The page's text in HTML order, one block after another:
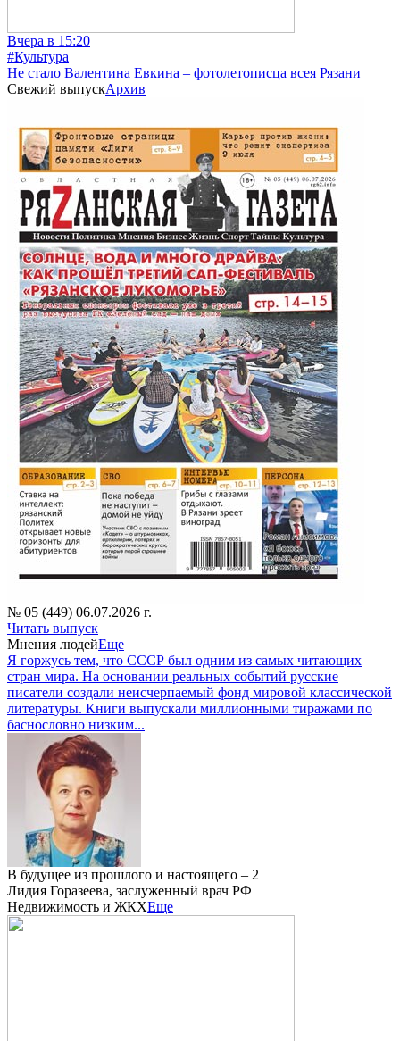
Вчера в 15:20
#Культура
Не стало Валентина Евкина – фотолетописца всея Рязани
Свежий выпускАрхив
№ 05 (449) 06.07.2026 г.
Читать выпуск
Мнения людейЕще
Я горжусь тем, что СССР был одним из самых читающих
стран мира. На основании реальных событий русские
писатели создали неисчерпаемый фонд мировой классической
литературы. Книги выпускали миллионными тиражами по
баснословно низким...
В будущее из прошлого и настоящего – 2
Лидия Горазеева, заслуженный врач РФ
Недвижимость и ЖКХЕще